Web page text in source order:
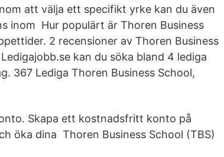
att välja ett specifikt yrke kan du även
inom Hur populärt är Thoren Business
2 recensioner av Thoren Business
kan du söka bland 4 lediga
367 Lediga Thoren Business School,
Skapa ett kostnadsfritt konto på
öka dina Thoren Business School (TBS)